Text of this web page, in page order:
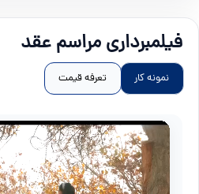
فیلمبرداری مراسم عقد
نمونه کار تعرفه قیمت